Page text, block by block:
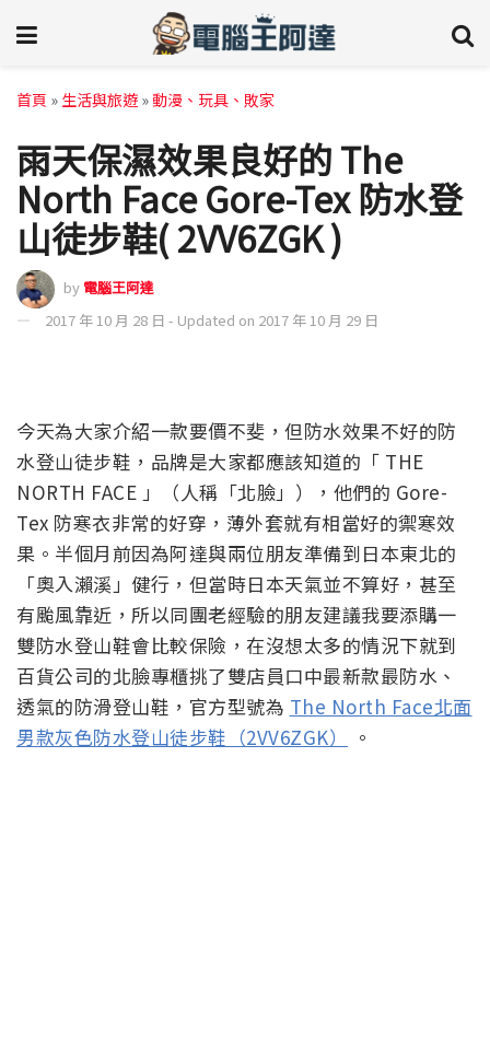
首頁 » 生活與旅遊 » 動漫、玩具、敗家
雨天保濕效果良好的 The
North Face Gore-Tex 防水登
山徒步鞋( 2VV6ZGK )
by 電腦王阿達
2017 年 10 月 28 日 - Updated on 2017 年 10 月 29 日
今天為大家介紹一款要價不斐，但防水效果不好的防
水登山徒步鞋，品牌是大家都應該知道的「 THE
NORTH FACE 」（人稱「北臉」），他們的 Gore-
Tex 防寒衣非常的好穿，薄外套就有相當好的禦寒效
果。半個月前因為阿達與兩位朋友準備到日本東北的
「奧入瀨溪」健行，但當時日本天氣並不算好，甚至
有颱風靠近，所以同團老經驗的朋友建議我要添購一
雙防水登山鞋會比較保險，在沒想太多的情況下就到
百貨公司的北臉專櫃挑了雙店員口中最新款最防水、
透氣的防滑登山鞋，官方型號為 The North Face北面
男款灰色防水登山徒步鞋（2VV6ZGK）
。